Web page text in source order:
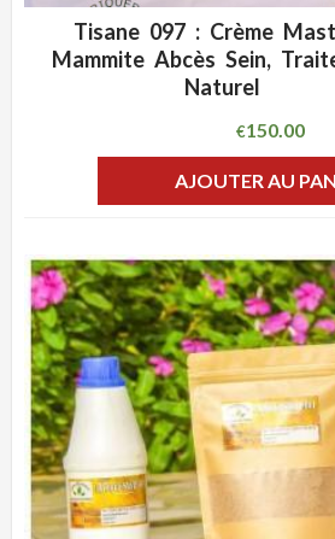
ADD WISHLIST
Tisane 097 : Crème
Mammite Abcès Sein,
Naturel
€150.00
AJOUTER AU